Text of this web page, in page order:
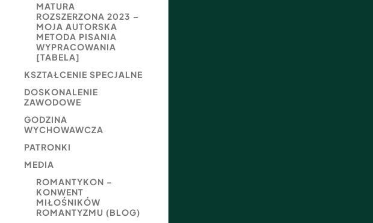
MATURA
ROZSZERZONA 2023 –
MOJA AUTORSKA
METODA PISANIA
WYPRACOWANIA
[TABELA]
KSZTAŁCENIE SPECJALNE
DOSKONALENIE
ZAWODOWE
GODZINA
WYCHOWAWCZA
PATRONKI
MEDIA
ROMANTYKON –
KONWENT
MIŁOŚNIKÓW
ROMANTYZMU (BLOG)